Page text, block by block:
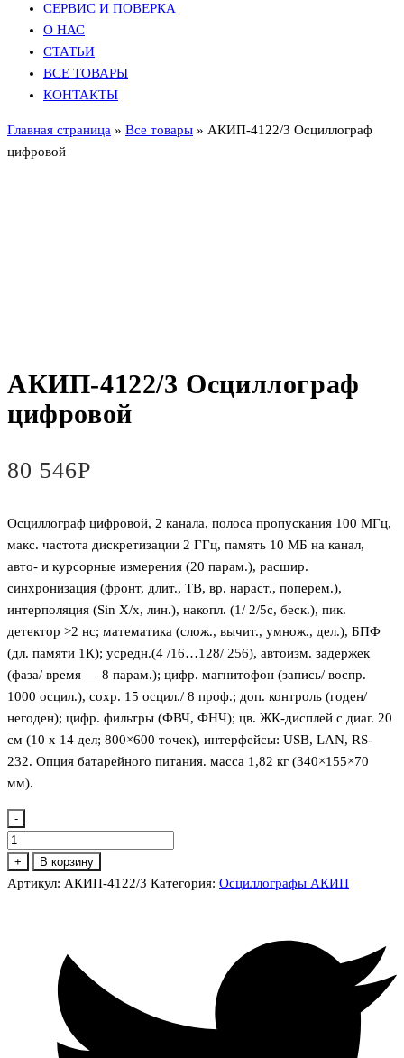
СЕРВИС И ПОВЕРКА
О НАС
СТАТЬИ
ВСЕ ТОВАРЫ
КОНТАКТЫ
Главная страница » Все товары » АКИП-4122/3 Осциллограф
цифровой
АКИП-4122/3 Осциллограф
цифровой
80 546Р
Осциллограф цифровой, 2 канала, полоса пропускания 100 МГц,
макс. частота дискретизации 2 ГГц, память 10 МБ на канал,
авто- и курсорные измерения (20 парам.), расшир.
синхронизация (фронт, длит., ТВ, вр. нараст., поперем.),
интерполяция (Sin X/х, лин.), накопл. (1/ 2/5с, беск.), пик.
детектор >2 нс; математика (слож., вычит., умнож., дел.), БПФ
(дл. памяти 1К); усредн.(4 /16…128/ 256), автоизм. задержек
(фаза/ время — 8 парам.); цифр. магнитофон (запись/ воспр.
1000 осцил.), сохр. 15 осцил./ 8 проф.; доп. контроль (годен/
негоден); цифр. фильтры (ФВЧ, ФНЧ); цв. ЖК-дисплей с диаг. 20
см (10 х 14 дел; 800×600 точек), интерфейсы: USB, LAN, RS-
232. Опция батарейного питания. масса 1,82 кг (340×155×70
мм).
-
Количество
товара
АКИП-4122/3
+ В корзину
Артикул: АКИП-4122/3 Категория: Осциллографы АКИП